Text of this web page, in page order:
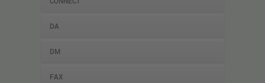
DA
DM
FAX